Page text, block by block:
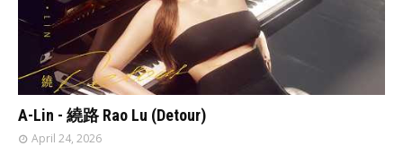
A-Lin - 繞路 Rao Lu (Detour)
April 24, 2026